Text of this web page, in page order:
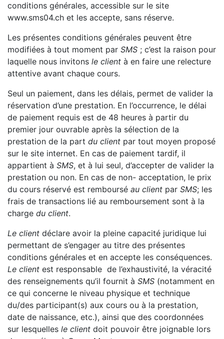
conditions générales, accessible sur le site
www.sms04.ch et les accepte, sans réserve.
Les présentes conditions générales peuvent être
modifiées à tout moment par SMS ; c’est la raison pour
laquelle nous invitons le client à en faire une relecture
attentive avant chaque cours.
Seul un paiement, dans les délais, permet de valider la
réservation d’une prestation. En l’occurrence, le délai
de paiement requis est de 48 heures à partir du
premier jour ouvrable après la sélection de la
prestation de la part du client par tout moyen proposé
sur le site internet. En cas de paiement tardif, il
appartient à SMS, et à lui seul, d’accepter de valider la
prestation ou non. En cas de non- acceptation, le prix
du cours réservé est remboursé au client par SMS; les
frais de transactions lié au remboursement sont à la
charge du client.
Le client déclare avoir la pleine capacité juridique lui
permettant de s’engager au titre des présentes
conditions générales et en accepte les conséquences.
Le client est responsable de l’exhaustivité, la véracité
des renseignements qu’il fournit à SMS (notamment en
ce qui concerne le niveau physique et technique
du/des participant(s) aux cours ou à la prestation,
date de naissance, etc.), ainsi que des coordonnées
sur lesquelles le client doit pouvoir être joignable lors